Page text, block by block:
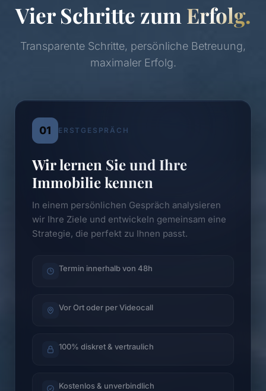
Vier Schritte zum Erfolg.
Transparente Schritte, persönliche Betreuung,
maximaler Erfolg.
01 ERSTGESPRÄCH
Wir lernen Sie und Ihre
Immobilie kennen
In einem persönlichen Gespräch analysieren
wir Ihre Ziele und entwickeln gemeinsam eine
Strategie, die perfekt zu Ihnen passt.
Termin innerhalb von 48h
Vor Ort oder per Videocall
100% diskret & vertraulich
Kostenlos & unverbindlich